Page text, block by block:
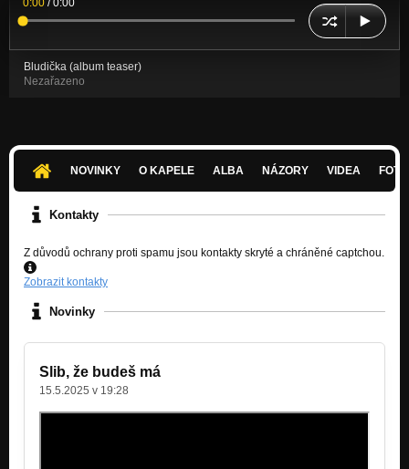
0:00 /0:00
Bludička (album teaser)
Nezařazeno
NOVINKY O KAPELE ALBA NÁZORY VIDEA
Kontakty
Z důvodů ochrany proti spamu jsou kontakty skryté a chráněné captchou.
Zobrazit kontakty
Novinky
Slib, že budeš má
15.5.2025 v 19:28